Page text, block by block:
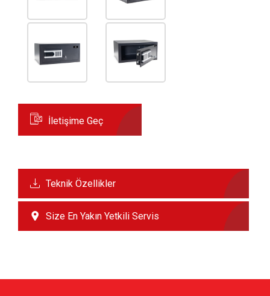
İletişime Geç
Teknik Özellikler
Size En Yakın Yetkili Servis